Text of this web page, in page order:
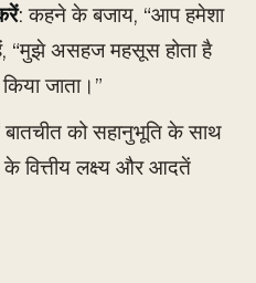
: कहने के बजाय, “आप हमेशा
“मुझे असहज महसूस होता है
जाता।”
को सहानुभूति के साथ
वित्तीय लक्ष्य और आदतें